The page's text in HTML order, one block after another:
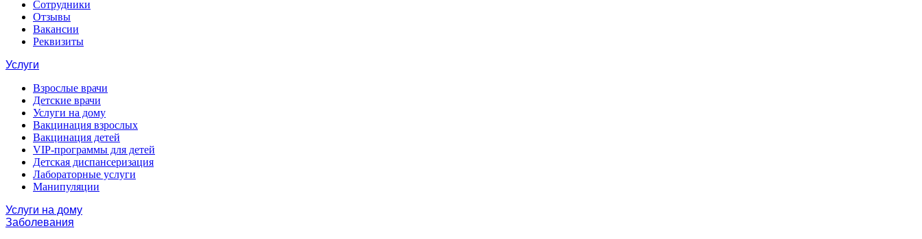
Сотрудники
Отзывы
Вакансии
Реквизиты
Услуги
Взрослые врачи
Детские врачи
Услуги на дому
Вакцинация взрослых
Вакцинация детей
VIP-программы для детей
Детская диспансеризация
Лабораторные услуги
Манипуляции
Услуги на дому
Заболевания